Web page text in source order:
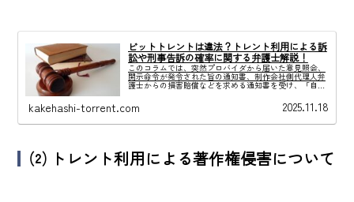
ビットトレントは違法？トレント利用による訴
訟や刑事告訴の確率に関する弁護士解説！
このコラムでは、突然プロバイダから届いた意見照会、
開示命令が発令された旨の通知書、制作会社側代理人弁
護士からの損害賠償などを求める通知書を受け、「自分
のトレント利用は違法だったのか？」と慌て、不安を抱
kakehashi-torrent.com 2025.11.18
⑵ トレント利用による著作権侵害について